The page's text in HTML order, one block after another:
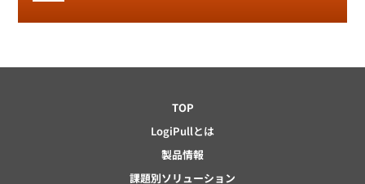
TOP
LogiPullとは
製品情報
課題別ソリューション